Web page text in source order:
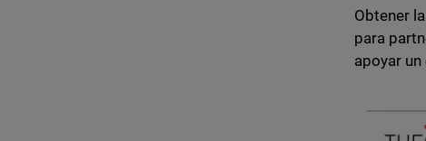
Obtener
para
apoyar